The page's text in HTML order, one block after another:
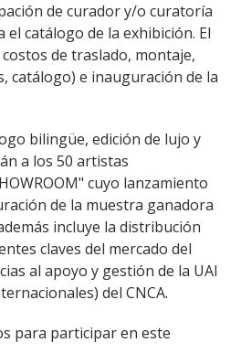
de curador y/o curatoría
catálogo de la exhibición. El
de traslado, montaje,
catálogo) e inauguración de la
bilingüe, edición de lujo y
a los 50 artistas
cuyo lanzamiento
de la muestra ganadora
incluye la distribución
claves del mercado del
al apoyo y gestión de la UAI
del CNCA.
para participar en este